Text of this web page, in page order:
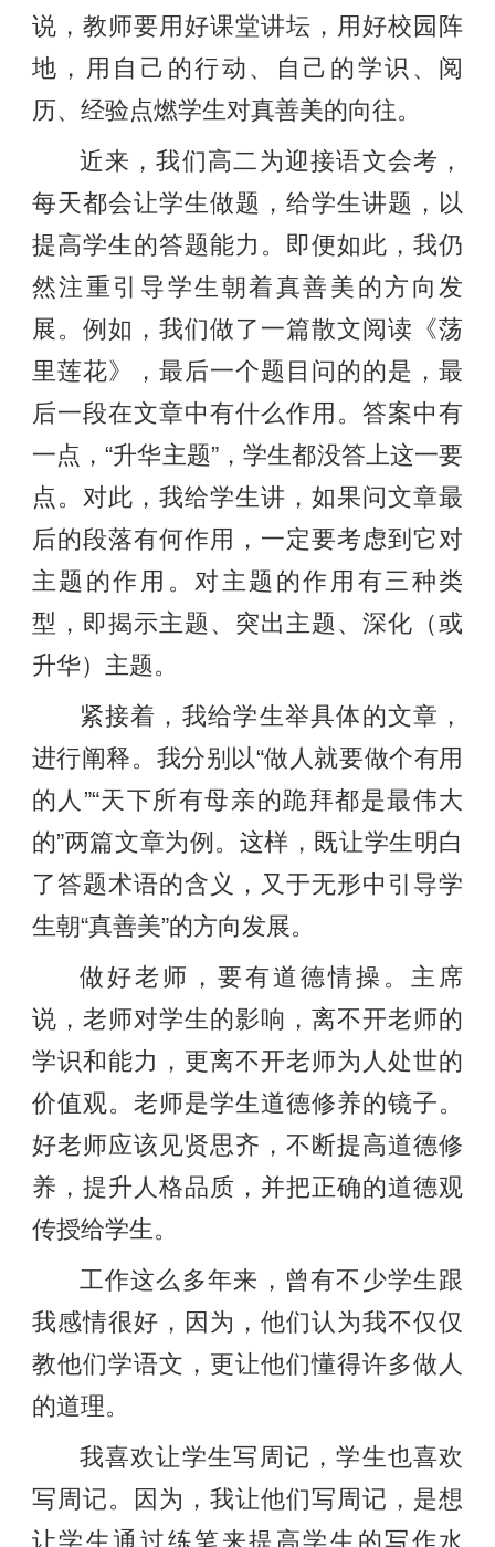
说，教师要用好课堂讲坛，用好校园阵
地，用自己的行动、自己的学识、阅
历、经验点燃学生对真善美的向往。
近来，我们高二为迎接语文会考，
每天都会让学生做题，给学生讲题，以
提高学生的答题能力。即便如此，我仍
然注重引导学生朝着真善美的方向发
展。例如，我们做了一篇散文阅读《荡
里莲花》，最后一个题目问的的是，最
后一段在文章中有什么作用。答案中有
一点，“升华主题”，学生都没答上这一要
点。对此，我给学生讲，如果问文章最
后的段落有何作用，一定要考虑到它对
主题的作用。对主题的作用有三种类
型，即揭示主题、突出主题、深化（或
升华）主题。
紧接着，我给学生举具体的文章，
进行阐释。我分别以“做人就要做个有用
的人”“天下所有母亲的跪拜都是最伟大
的”两篇文章为例。这样，既让学生明白
了答题术语的含义，又于无形中引导学
生朝“真善美”的方向发展。
做好老师，要有道德情操。主席
说，老师对学生的影响，离不开老师的
学识和能力，更离不开老师为人处世的
价值观。老师是学生道德修养的镜子。
好老师应该见贤思齐，不断提高道德修
养，提升人格品质，并把正确的道德观
传授给学生。
工作这么多年来，曾有不少学生跟
我感情很好，因为，他们认为我不仅仅
教他们学语文，更让他们懂得许多做人
的道理。
我喜欢让学生写周记，学生也喜欢
写周记。因为，我让他们写周记，是想